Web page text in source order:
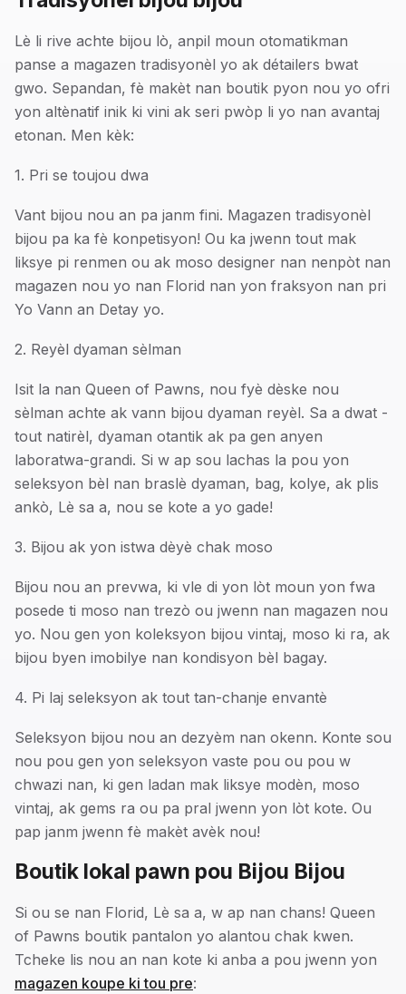
Lè li rive achte bijou lò, anpil moun otomatikman
panse a magazen tradisyonèl yo ak détailers bwat
gwo. Sepandan, fè makèt nan boutik pyon nou yo ofri
yon altènatif inik ki vini ak seri pwòp li yo nan avantaj
etonan. Men kèk:
1. Pri se toujou dwa
Vant bijou nou an pa janm fini. Magazen tradisyonèl
bijou pa ka fè konpetisyon! Ou ka jwenn tout mak
liksye pi renmen ou ak moso designer nan nenpòt nan
magazen nou yo nan Florid nan yon fraksyon nan pri
Yo Vann an Detay yo.
2. Reyèl dyaman sèlman
Isit la nan Queen of Pawns, nou fyè dèske nou
sèlman achte ak vann bijou dyaman reyèl. Sa a dwat -
tout natirèl, dyaman otantik ak pa gen anyen
laboratwa-grandi. Si w ap sou lachas la pou yon
seleksyon bèl nan braslè dyaman, bag, kolye, ak plis
ankò, Lè sa a, nou se kote a yo gade!
3. Bijou ak yon istwa dèyè chak moso
Bijou nou an prevwa, ki vle di yon lòt moun yon fwa
posede ti moso nan trezò ou jwenn nan magazen nou
yo. Nou gen yon koleksyon bijou vintaj, moso ki ra, ak
bijou byen imobilye nan kondisyon bèl bagay.
4. Pi laj seleksyon ak tout tan-chanje envantè
Seleksyon bijou nou an dezyèm nan okenn. Konte sou
nou pou gen yon seleksyon vaste pou ou pou w
chwazi nan, ki gen ladan mak liksye modèn, moso
vintaj, ak gems ra ou pa pral jwenn yon lòt kote. Ou
pap janm jwenn fè makèt avèk nou!
Boutik lokal pawn pou Bijou Bijou
Si ou se nan Florid, Lè sa a, w ap nan chans! Queen
of Pawns boutik pantalon yo alantou chak kwen.
Tcheke lis nou an nan kote ki anba a pou jwenn yon
magazen koupe ki tou pre: